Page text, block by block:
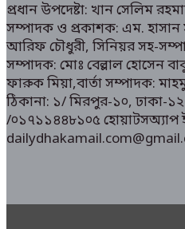
প্রধান উপদেষ্টা: খান সেলিম
সম্পাদক ও প্রকাশক: এম.
আরিফ চৌধুরী, সিনিয়র সহ-
সম্পাদক: মোঃ বেল্লাল হোসেন
ফারুক মিয়া,বার্তা সম্পাদক:
ঠিকানা: ১/ মিরপুর-১০, ঢাকা-
/০১৭১১৪৪৮১০৫ হোয়াটসঅ্যাপ